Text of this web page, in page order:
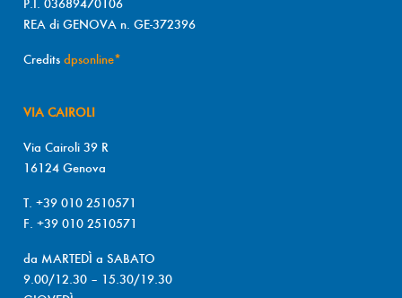
REA di GENOVA n. GE-372396
Credits dpsonline*
VIA CAIROLI
Via Cairoli 39 R
16124 Genova
T. +39 010 2510571
F. +39 010 2510571
da MARTEDÌ a SABATO
9.00/12.30 – 15.30/19.30